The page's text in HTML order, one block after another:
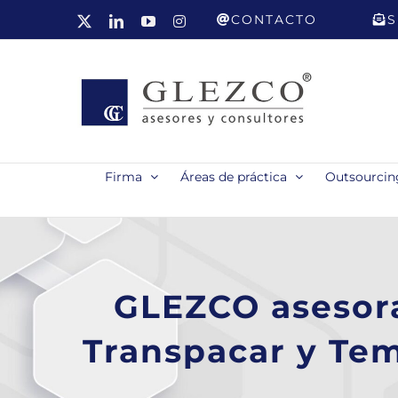
LinkedInYouTubeInstagramCONTACTO
Firma Áreas de práctica
GLEZCO
Transpacar y